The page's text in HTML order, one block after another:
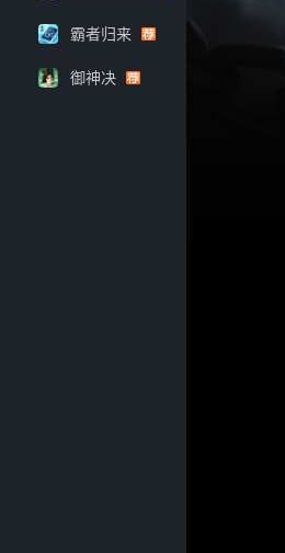
霸者归来
御神决